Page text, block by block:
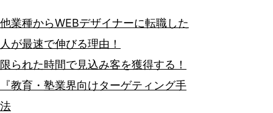
他業種からWEBデザイナーに転職した
人が最速で伸びる理由！
限られた時間で見込み客を獲得する！
『教育・塾業界向けターゲティング手
法